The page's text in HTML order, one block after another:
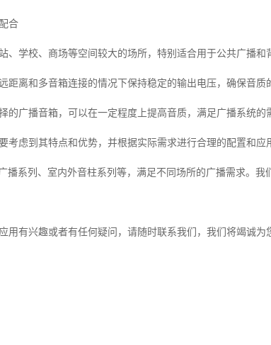
合
、学校、商场等空间较大的场所，特别适合用于公共广播
距离和多音箱连接的情况下保持稳定的输出电压，确保音
的广播音箱，可以在一定程度上提高音质，满足广播系统的
考虑到其特点和优势，并根据实际需求进行合理的配置和
播系列、室内外音柱系列等，满足不同场所的广播需求。
用有兴趣或者有任何疑问，请随时联系我们，我们将竭诚